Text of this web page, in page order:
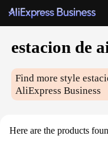
estacion de
Find more style
AliExpress Business
Here are the products